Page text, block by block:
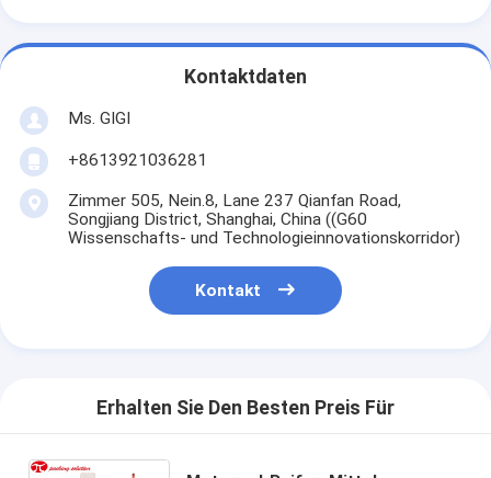
Kontaktdaten
Ms. GIGI
+8613921036281
Zimmer 505, Nein.8, Lane 237 Qianfan Road,
Songjiang District, Shanghai, China ((G60
Wissenschafts- und Technologieinnovationskorridor)
Kontakt
Erhalten Sie Den Besten Preis Für